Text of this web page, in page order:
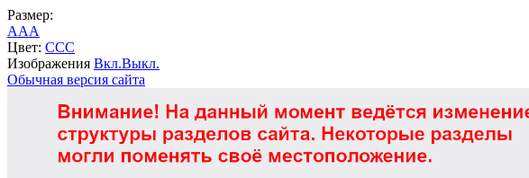
Размер:
AAA
Цвет: CCC
Изображения Вкл.Выкл.
Обычная версия сайта